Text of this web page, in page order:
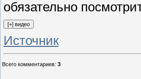
обязательно
Источник
Всего комментариев: 3